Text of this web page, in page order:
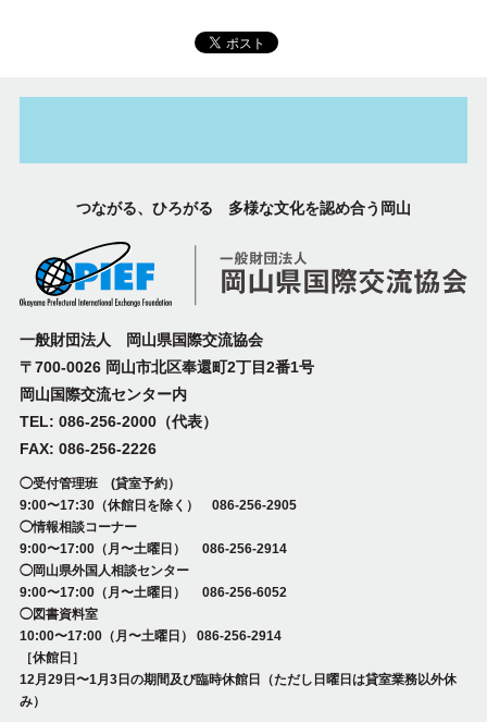
つながる、ひろがる 多様な文化を認め合う岡山
一般財団法人 岡山県国際交流協会
〒700-0026 岡山市北区奉還町2丁目2番1号
岡山国際交流センター内
TEL: 086-256-2000（代表）
FAX: 086-256-2226
◯受付管理班 (貸室予約）
9:00〜17:30（休館日を除く） 086-256-2905
◯情報相談コーナー
9:00〜17:00（月〜土曜日） 086-256-2914
◯岡山県外国人相談センター
9:00〜17:00（月〜土曜日） 086-256-6052
◯図書資料室
10:00〜17:00（月〜土曜日） 086-256-2914
［休館日］
12月29日〜1月3日の期間及び臨時休館日（ただし日曜日は貸室業務以外休
み）